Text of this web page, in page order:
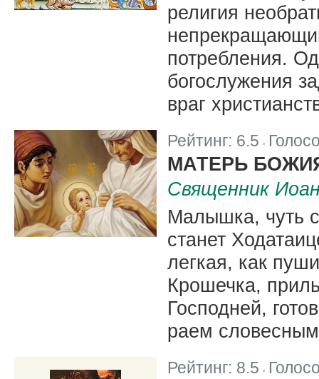
религия
потребления.
богослужения
враг
Рейтинг: 6.5
МАТЕРЬ
Священник
Малышка, чуть
станет
легкая, как
Крошечка,
Господней,
раем
Рейтинг: 8.5